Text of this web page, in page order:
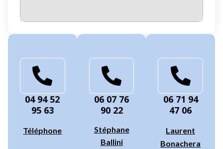
04 94 52
95 63
Téléphone
06 07 76
90 22
Stéphane
Ballini
06 71 94
47 06
Laurent
Bonachera